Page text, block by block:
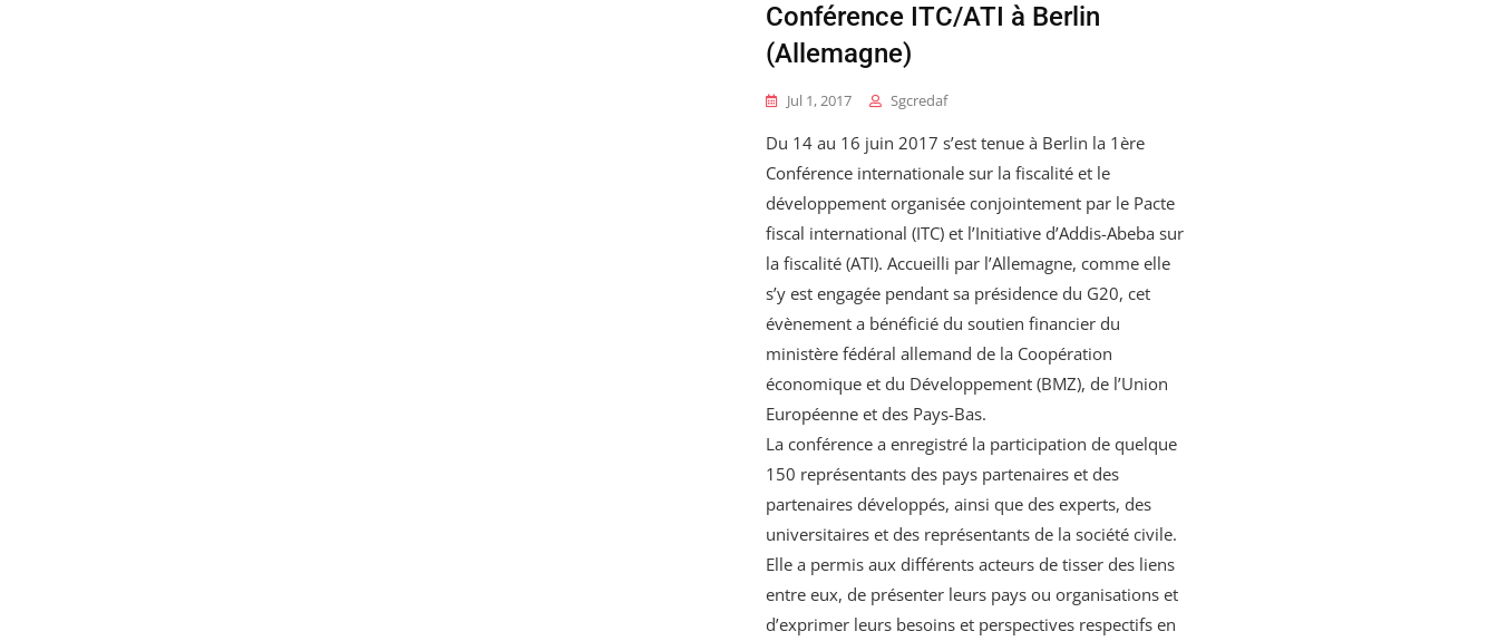
Conférence ITC/ATI à Berlin
(Allemagne)
Jul 1, 2017 Sgcredaf
Du 14 au 16 juin 2017 s’est tenue à Berlin la 1ère
Conférence internationale sur la fiscalité et le
développement organisée conjointement par le Pacte
fiscal international (ITC) et l’Initiative d’Addis-Abeba sur
la fiscalité (ATI). Accueilli par l’Allemagne, comme elle
s’y est engagée pendant sa présidence du G20, cet
évènement a bénéficié du soutien financier du
ministère fédéral allemand de la Coopération
économique et du Développement (BMZ), de l’Union
Européenne et des Pays-Bas.
La conférence a enregistré la participation de quelque
150 représentants des pays partenaires et des
partenaires développés, ainsi que des experts, des
universitaires et des représentants de la société civile.
Elle a permis aux différents acteurs de tisser des liens
entre eux, de présenter leurs pays ou organisations et
d’exprimer leurs besoins et perspectives respectifs en